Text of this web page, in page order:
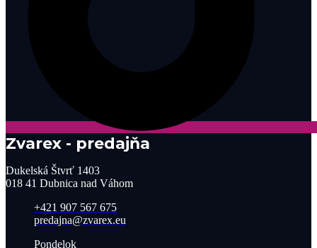
Zvarex - predajňa
Dukelská Štvrť 1403
018 41 Dubnica nad Váhom
+421 907 567 675
predajna@zvarex.eu
Pondelok